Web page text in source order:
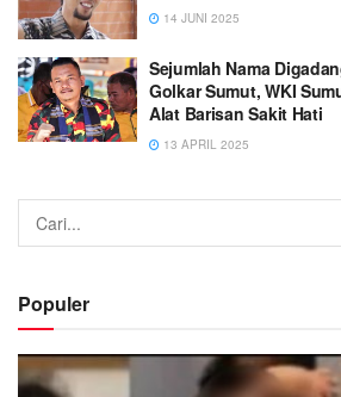
14 JUNI 2025
Sejumlah Nama
Golkar Sumut, WKI
Alat Barisan Sakit Hati
13 APRIL 2025
Populer